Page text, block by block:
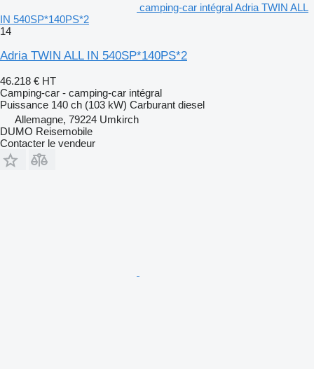
camping‐car intégral Adria TWIN ALL
IN 540SP*140PS*2
14
Adria TWIN ALL IN 540SP*140PS*2
46.218 € HT
Camping-car - camping‐car intégral
Puissance 140 ch (103 kW) Carburant diesel
Allemagne, 79224 Umkirch
DUMO Reisemobile
Contacter le vendeur